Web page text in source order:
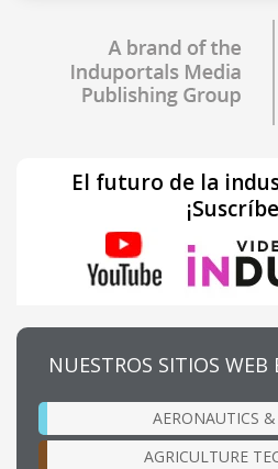
El futuro de la
NUESTROS SITIOS WEB
AERONAUTICS
AGRICULTURE